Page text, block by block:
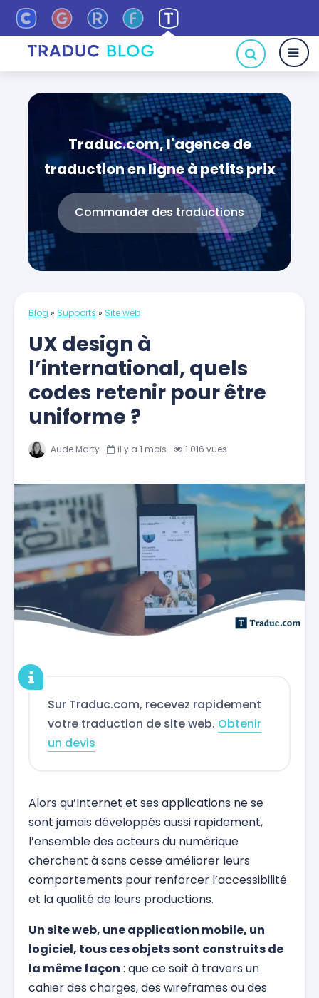
Traduc.com, l'agence de
traduction en ligne à petits prix
Commander des traductions
Blog » Supports » Site web
UX design à
l’international, quels
codes retenir pour être
uniforme ?
Aude Marty il y a 1 mois 1 016 vues
Sur Traduc.com, recevez rapidement
votre traduction de site web. Obtenir
un devis
Alors qu’Internet et ses applications ne se
sont jamais développés aussi rapidement,
l’ensemble des acteurs du numérique
cherchent à sans cesse améliorer leurs
comportements pour renforcer l’accessibilité
et la qualité de leurs productions.
Un site web, une application mobile, un
logiciel, tous ces objets sont construits de
la même façon : que ce soit à travers un
cahier des charges, des wireframes ou des